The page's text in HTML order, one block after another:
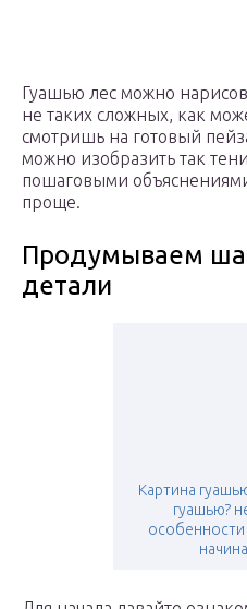
Гуашью лес можно
не таких сложных, как
смотришь на готовый
можно изобразить так
пошаговыми
проще.
Продумываем
детали
Картина
гуашью?
особенности